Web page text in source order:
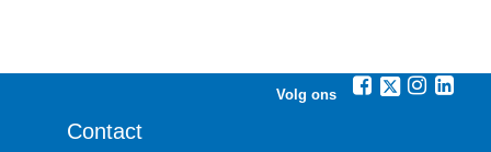
Volg ons
Contact